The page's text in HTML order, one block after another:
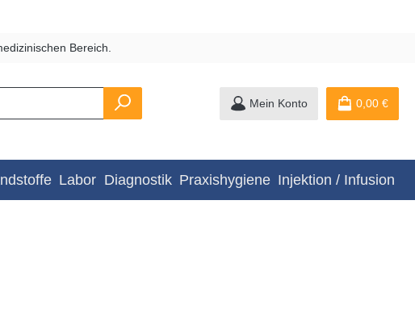
Bereich.
Mein Konto 0,00 €
Labor Diagnostik Praxishygiene Injektion / Infusion